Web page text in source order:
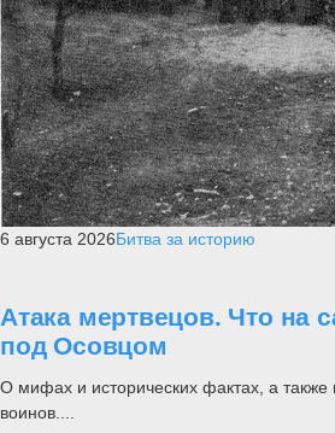
6 августа 2026Битва за историю
Атака мертвецов. Что на
под Осовцом
О мифах и исторических фактах, а также
воинов....